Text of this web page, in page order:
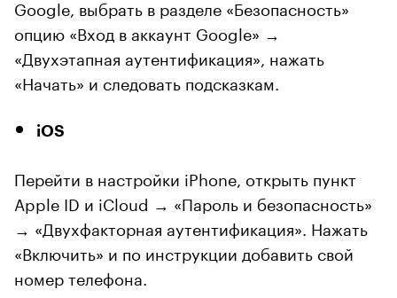
Google, выбрать в разделе «Безопасность»
опцию «Вход в аккаунт Google» →
«Двухэтапная аутентификация», нажать
«Начать» и следовать подсказкам.
iOS
Перейти в настройки iPhone, открыть пункт
Apple ID и iCloud → «Пароль и безопасность»
→ «Двухфакторная аутентификация». Нажать
«Включить» и по инструкции добавить свой
номер телефона.